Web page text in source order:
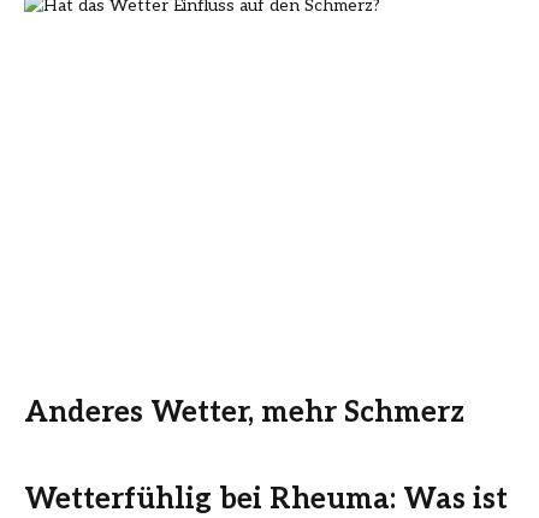
Anderes Wetter, mehr Schmerz
Wetterfühlig bei Rheuma: Was ist